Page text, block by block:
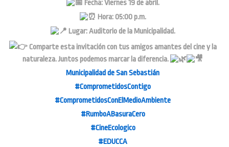
Fecha: Viernes 19 de abril.
Hora: 05:00 p.m.
Lugar: Auditorio de la Municipalidad.
Comparte esta invitación con tus amigos amantes del cine y la
naturaleza. Juntos podemos marcar la diferencia.
Municipalidad de San Sebastián
#ComprometidosContigo
#ComprometidosConElMedioAmbiente
#RumboABasuraCero
#CineEcologico
#EDUCCA